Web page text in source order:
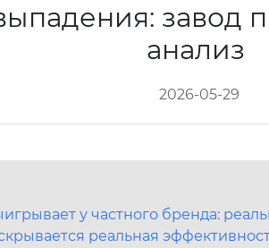
завод
анализ
2026-05-29
у частного бренда:
реальная